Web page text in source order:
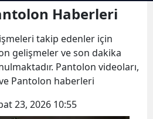
Haberleri
takip edenler için
gelişmeler ve son dakika
Pantolon videoları,
Pantolon haberleri
23, 2026 10:55